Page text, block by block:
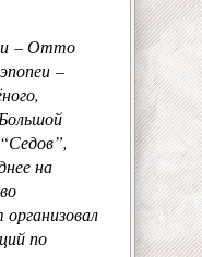
– Отто
–
на
по